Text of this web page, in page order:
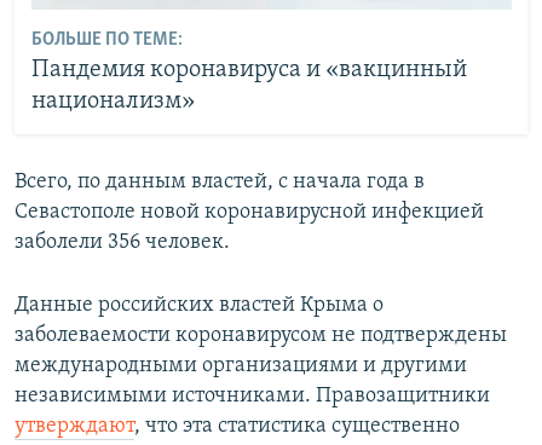
БОЛЬШЕ ПО ТЕМЕ:
Пандемия коронавируса и «вакцинный
национализм»
Всего, по данным властей, с начала года в
Севастополе новой коронавирусной инфекцией
заболели 356 человек.
Данные российских властей Крыма о
заболеваемости коронавирусом не подтверждены
международными организациями и другими
независимыми источниками. Правозащитники
утверждают, что эта статистика существенно